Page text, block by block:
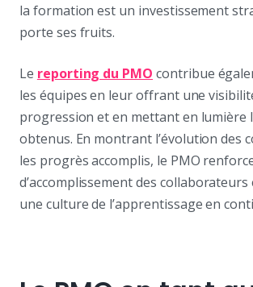
la formation est un investissement
porte ses fruits.
Le reporting du PMO contribue
les équipes en leur offrant une
progression et en mettant en lumière
obtenus. En montrant l’évolution des
les progrès accomplis, le PMO
d’accomplissement des
une culture de l’apprentissage en